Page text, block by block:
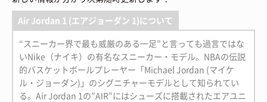
Air Jordan 1 (エアジョーダン 1)について
“スニーカー界で最も威厳のある一足”と言っても過言ではな
いNike（ナイキ）の有名なスニーカー・モデル。NBAの伝説
的バスケットボールプレーヤー「Michael Jordan (マイケ
ル・ジョーダン)」のシグニチャーモデルとして知られてい
る。Air Jordan 1の”AIR”にはシューズに搭載されたエアユニ